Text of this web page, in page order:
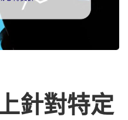
針對特定